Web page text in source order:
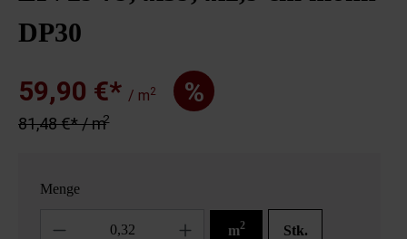
DP30
59,90 €* / m2 %
81,48 €* / m2
Menge
m2 Stk.